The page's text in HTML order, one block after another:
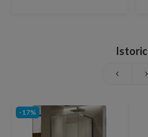
Istoric
-17%